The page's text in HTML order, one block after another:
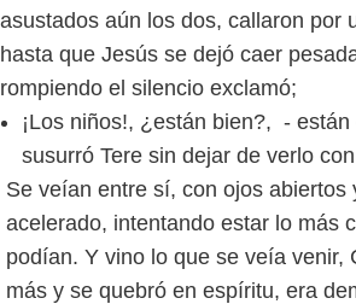
asustados aún los dos, callaron por
hasta que Jesús se dejó caer
rompiendo el silencio exclamó;
¡Los niños!, ¿están bien?, -
susurró Tere sin dejar de verlo
Se veían entre sí, con ojos abiertos
acelerado, intentando estar lo más
podían. Y vino lo que se veía venir,
más y se quebró en espíritu, era